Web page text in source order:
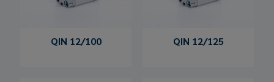
QIN 12/100 QIN 12/125